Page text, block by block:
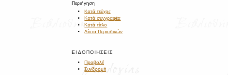
Περιήγηση
Κατά τεύχος
Κατά συγγραφέα
Κατά τίτλο
Λίστα Περιοδικών
ΕΙΔΟΠΟΙΉΣΕΙΣ
Προβολή
Συνδρομή